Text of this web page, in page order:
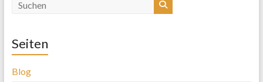
Seiten
Blog